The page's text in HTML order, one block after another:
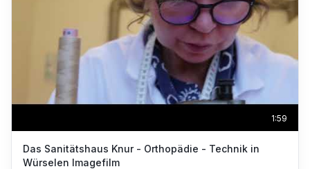
1:59
Das Sanitätshaus Knur - Orthopädie - Technik in
Würselen Imagefilm